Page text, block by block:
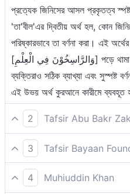
প্রত্যেক জিনিসের আসল প্রকৃতত্ব
'তা'বীল'এর দ্বিতীয় অর্থ হল, কোন
পরিষ্কারভাবে তা বর্ণনা করা। এই
[وَالرَّاسِخُوْنَ فِي الْعِلْمِ] পড়ে থামা যায়। কারণ, গভীর জ্ঞানের অধিকারী
ব্যক্তিরাও সঠিক ব্যাখ্যা এবং সুস্পষ্ট
এই উভয় অর্থ কুরআনে কারীমে ব্যবহূত
2 Tafsir Abu Bakr
তিনিই আপনার প্রতি এই কিতাব
কিতাবের মূল; আর অন্যগুলো
রয়েছে শুধু তারাই ফেৎনা এবং ভুল
3 Tafsir Bayaan
তিনিই তোমার উপর কিতাব নাযিল
সেগুলো কিতাবের মূল, আর অন্যগুলো
4 Muhiuddin Khan